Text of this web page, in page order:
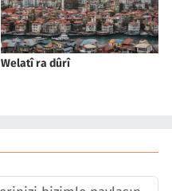
Welatî ra dûrî